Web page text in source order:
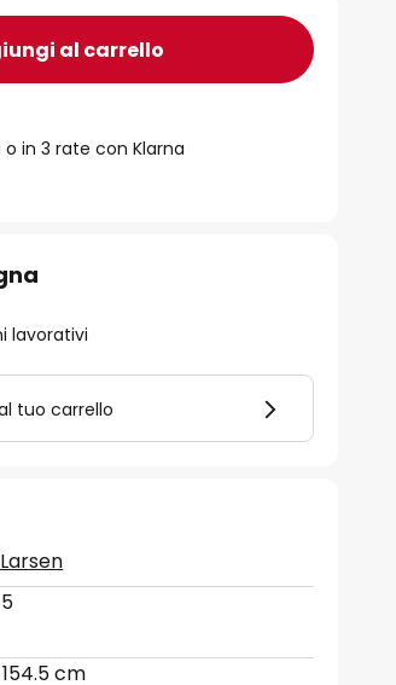
al carrello
in 3 rate con Klarna
lavorativi
tuo carrello
cm